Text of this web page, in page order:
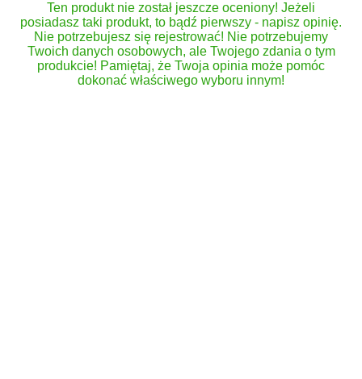
Ten produkt nie został jeszcze oceniony! Jeżeli
posiadasz taki produkt, to bądź pierwszy - napisz opinię.
Nie potrzebujesz się rejestrować! Nie potrzebujemy
Twoich danych osobowych, ale Twojego zdania o tym
produkcie! Pamiętaj, że Twoja opinia może pomóc
dokonać właściwego wyboru innym!